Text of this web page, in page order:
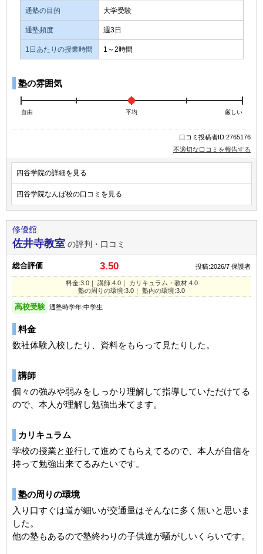
通塾の目的 大学受験
通塾頻度 週3日
1日あたりの授業時間 1～2時間
塾の雰囲気
自由 平均 厳しい
口コミ投稿者ID:2765176
不適切な口コミを報告する
四谷学院の詳細を見る
四谷学院なんば校の口コミを見る
修優舘
佐井寺教室 の評判・口コミ
総合評価 3.50 投稿:2026/7 保護者
料金:3.0｜ 講師:4.0｜ カリキュラム・教材:4.0
塾の周りの環境:3.0｜ 塾内の環境:3.0
高校受験 通塾時学年:中学生
料金
数社体験入校したり、資料をもらって見たりした。
講師
個々の強みや弱みをしっかり理解して指導していただけてる
ので、本人が理解し勉強出来てます。
カリキュラム
学校の授業と並行して進めてもらえてるので、本人が自信を
持って勉強出来てるみたいです。
塾の周りの環境
入り口すぐは道が細いが交通量はそんなに多く無いと思いま
した。
他の塾もあるので塾終わりの子供達が騒がしいくらいです。